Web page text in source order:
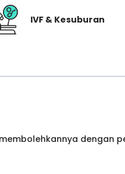
IVF & Kesuburan
dengan